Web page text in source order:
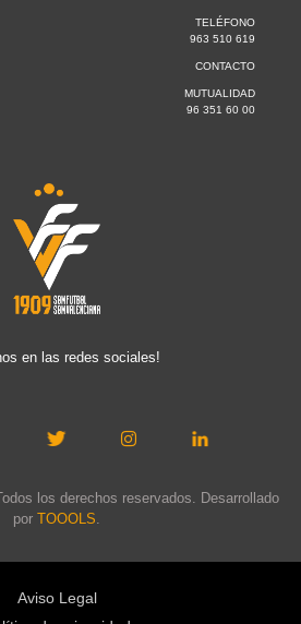
TELÉFONO
963 510 619
CONTACTO
MUTUALIDAD
96 351 60 00
en las redes sociales!
los derechos reservados. Desarrollado
por TOOOLS.
Aviso Legal